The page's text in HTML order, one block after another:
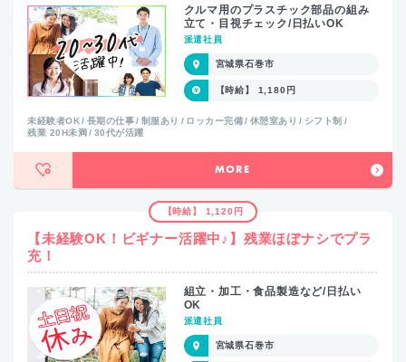
クルマ用のプラスチック部品の組み
立て・目視チェック/日払いOK
派遣社員
宮城県石巻市
【時給】 1,180円
未経験者OK 長期の仕事 制服あり ロッカー完備 休憩室あり
シフト制
残業 20H未満
30代が活躍
MORE
【時給】 1,120円
【未経験OK！ビギナー活躍中♪】残業ほぼナシでプラ
充！
組立・加工・食品製造など/日払い
OK
派遣社員
宮城県石巻市